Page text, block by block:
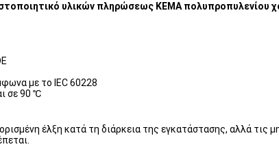
υλικών πληρώσεως KEMA πολυπροπυλενίου
με το IEC 60228
σε 90 ℃
έλξη κατά τη διάρκεια της εγκατάστασης, αλλά